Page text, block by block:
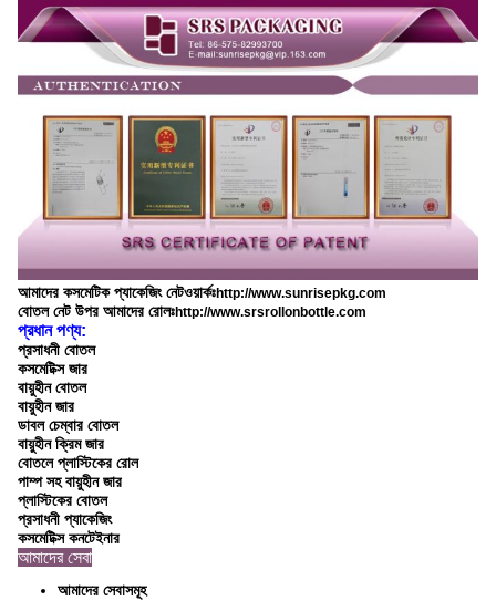
আমাদের কসমেটিক প্যাকেজিং নেটওয়ার্কঃhttp://www.sunrisepkg.com
বোতল নেট উপর আমাদের রোলঃhttp://www.srsrollonbottle.com
প্রধান পণ্য:
প্রসাধনী বোতল
কসমেটিক্স জার
বায়ুহীন বোতল
বায়ুহীন জার
ডাবল চেম্বার বোতল
বায়ুহীন ক্রিম জার
বোতলে প্লাস্টিকের রোল
পাম্প সহ বায়ুহীন জার
প্লাস্টিকের বোতল
প্রসাধনী প্যাকেজিং
কসমেটিক্স কনটেইনার
আমাদের সেবা
আমাদের সেবাসমূহ